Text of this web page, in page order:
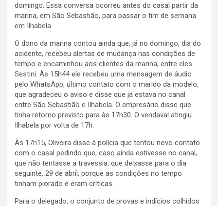
domingo. Essa conversa ocorreu antes do casal partir da
marina, em São Sebastião, para passar o fim de semana
em Ilhabela.
O dono da marina contou ainda que, já no domingo, dia do
acidente, recebeu alertas de mudança nas condições de
tempo e encaminhou aos clientes da marina, entre eles
Sestini. Às 15h44 ele recebeu uma mensagem de áudio
pelo WhatsApp, último contato com o marido da modelo,
que agradeceu o aviso e disse que já estava no canal
entre São Sebastião e Ilhabela. O empresário disse que
tinha retorno previsto para às 17h30. O vendaval atingiu
Ilhabela por volta de 17h.
Às 17h15, Oliveira disse à polícia que tentou novo contato
com o casal pedindo que, caso ainda estivesse no canal,
que não tentasse a travessia, que deixasse para o dia
seguinte, 29 de abril, porque as condições no tempo
tinham piorado e eram críticas.
Para o delegado, o conjunto de provas e indícios colhidos